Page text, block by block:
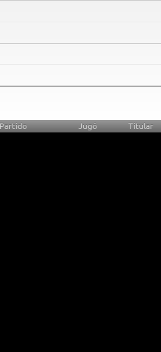
Partido Jugó Titular